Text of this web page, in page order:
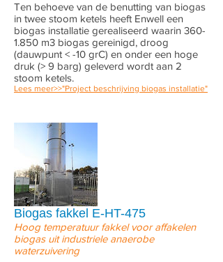
Ten behoeve van de benutting van biogas
in twee stoom ketels heeft Enwell een
biogas installatie gerealiseerd waarin 360-
1.850 m3 biogas gereinigd, droog
(dauwpunt < -10 grC) en onder een hoge
druk (> 9 barg) geleverd wordt aan 2
stoom ketels.
Lees meer>>"Project beschrijving biogas installatie"
Biogas fakkel E-HT-475
Hoog temperatuur fakkel voor affakelen
biogas uit industriele anaerobe
waterzuivering